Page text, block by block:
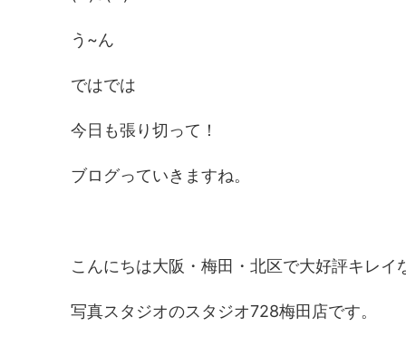
う~ん
ではでは
今日も張り切って！
ブログっていきますね。
こんにちは大阪・梅田・北区で大好評キレイ
写真スタジオのスタジオ728梅田店です。